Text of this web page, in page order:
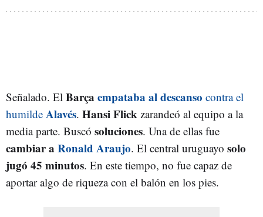
Señalado. El Barça empataba al descanso contra el
humilde Alavés. Hansi Flick zarandeó al equipo a la
media parte. Buscó soluciones. Una de ellas fue
cambiar a Ronald Araujo. El central uruguayo solo
jugó 45 minutos. En este tiempo, no fue capaz de
aportar algo de riqueza con el balón en los pies.